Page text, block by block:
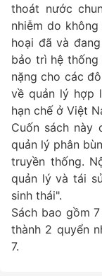
thoát nước
nhiễm do
hoại đã và
bảo trì hệ
nặng cho các
về quản lý hợp
hạn chế ở Việt
Cuốn sách này
quản lý phân
truyền thống.
quản lý và tái
sinh thái".
Sách bao gồm
thành 2 quyển
7.